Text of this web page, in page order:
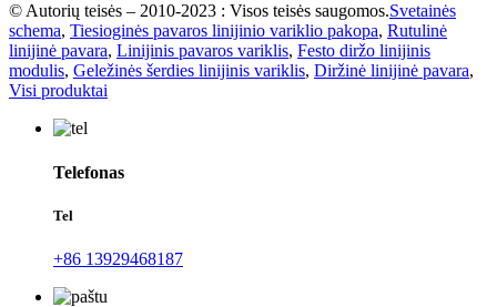
© Autorių teisės – 2010-2023 : Visos teisės saugomos.Svetainės
schema, Tiesioginės pavaros linijinio variklio pakopa, Rutulinė
linijinė pavara, Linijinis pavaros variklis, Festo diržo linijinis
modulis, Geležinės šerdies linijinis variklis, Diržinė linijinė pavara,
Visi produktai
Telefonas
Tel
+86 13929468187